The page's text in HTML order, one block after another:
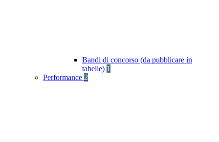
Bandi di concorso (da pubblicare in
tabelle) 1
Performance 2